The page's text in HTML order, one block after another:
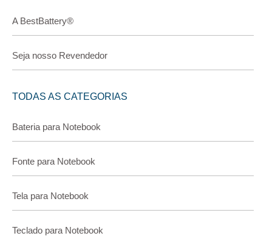
A BestBattery®
Seja nosso Revendedor
TODAS AS CATEGORIAS
Bateria para Notebook
Fonte para Notebook
Tela para Notebook
Teclado para Notebook